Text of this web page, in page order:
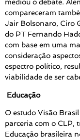
mediou o debate.
compareceram
Jair Bolsonaro, Ciro
do PT Fernando
com base em uma
consideração
espectro político,
viabilidade de ser
Educação
O estudo Visão
parceria com o CLP,
Educação brasileira